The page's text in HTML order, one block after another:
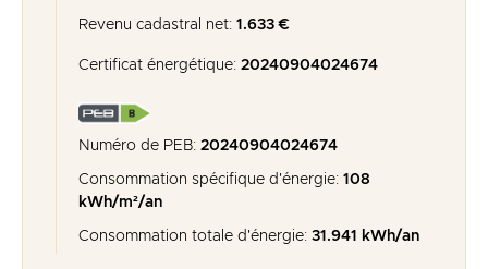
Revenu cadastral net: 1.633 €
Certificat énergétique: 20240904024674
Numéro de PEB: 20240904024674
Consommation spécifique d'énergie: 108
kWh/m²/an
Consommation totale d'énergie: 31.941 kWh/an